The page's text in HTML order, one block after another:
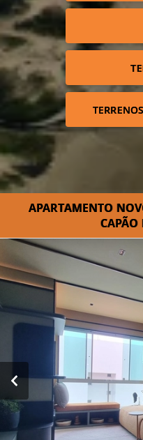
APARTAMENTO